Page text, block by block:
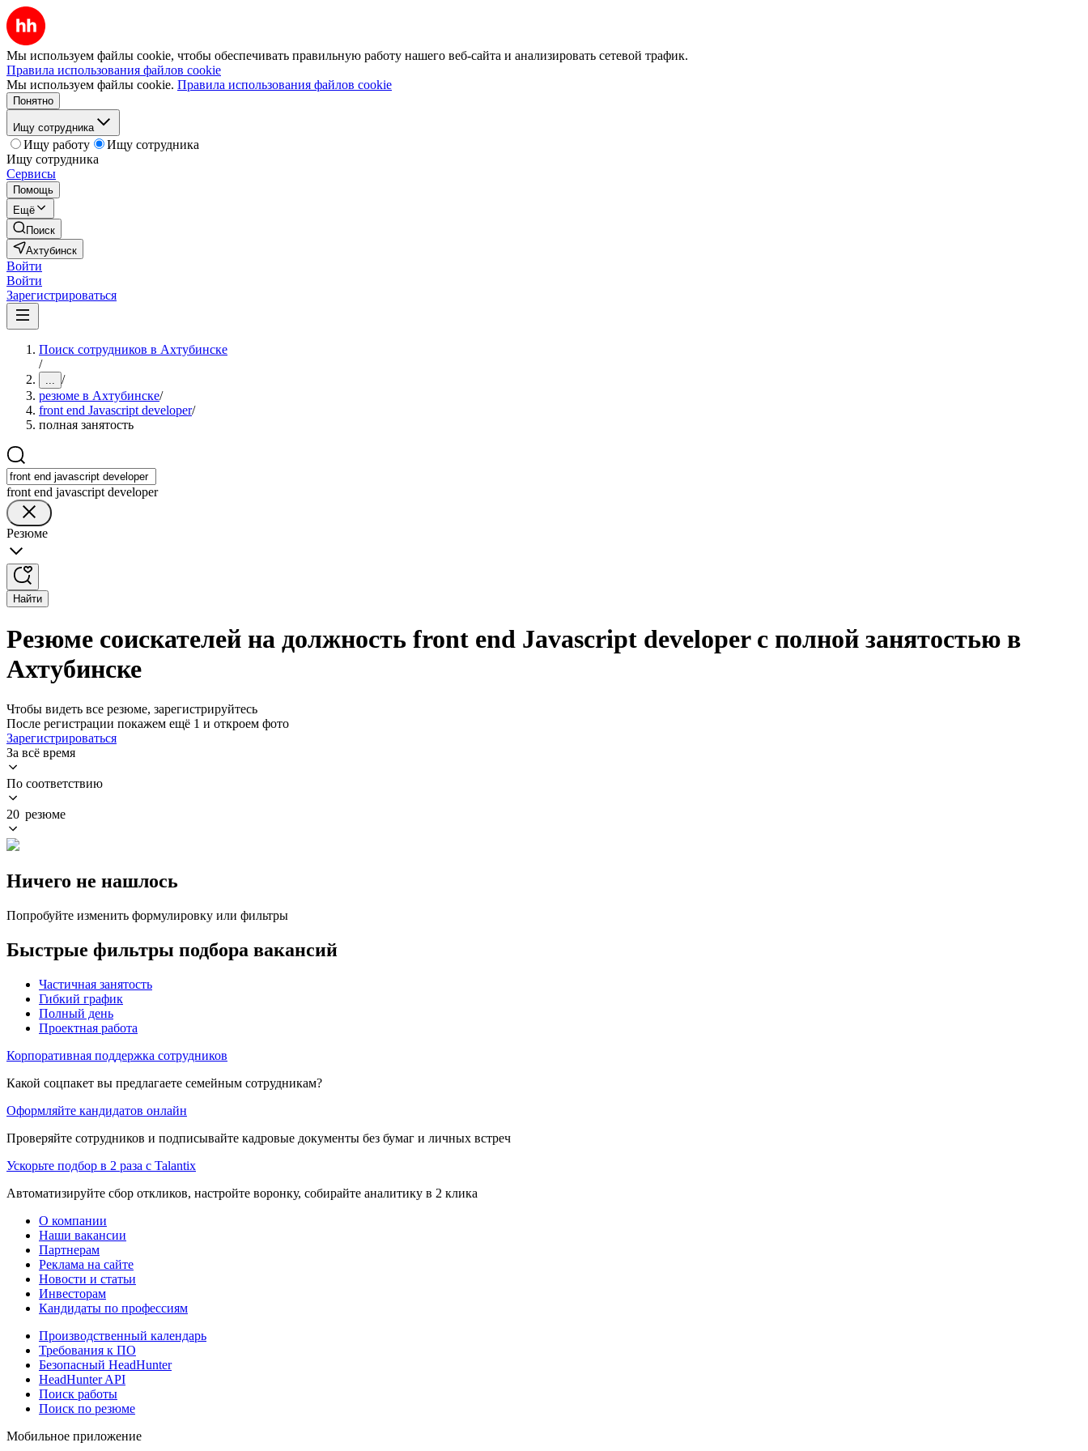
Мы используем файлы cookie, чтобы обеспечивать правильную работу нашего веб-сайта и анализировать сетевой трафик.
Правила использования файлов cookie
Мы используем файлы cookie. Правила использования файлов cookie
Понятно
Ищу сотрудника
Ищу работу
Ищу сотрудника
Ищу сотрудника
Сервисы
Помощь
Ещё
Поиск
Ахтубинск
Войти
Войти
Зарегистрироваться
Поиск сотрудников в Ахтубинске
/
... /
резюме в Ахтубинске/
front end Javascript developer/
полная занятость
front end javascript developer
Резюме
Найти
Резюме соискателей на должность front end Javascript developer с полной занятостью в
Ахтубинске
Чтобы видеть все резюме, зарегистрируйтесь
После регистрации покажем ещё 1 и откроем фото
Зарегистрироваться
За всё время
По соответствию
20 резюме
Ничего не нашлось
Попробуйте изменить формулировку или фильтры
Быстрые фильтры подбора вакансий
Частичная занятость
Гибкий график
Полный день
Проектная работа
Корпоративная поддержка сотрудников
Какой соцпакет вы предлагаете семейным сотрудникам?
Оформляйте кандидатов онлайн
Проверяйте сотрудников и подписывайте кадровые документы без бумаг и личных встреч
Ускорьте подбор в 2 раза с Talantix
Автоматизируйте сбор откликов, настройте воронку, собирайте аналитику в 2 клика
О компании
Наши вакансии
Партнерам
Реклама на сайте
Новости и статьи
Инвесторам
Кандидаты по профессиям
Производственный календарь
Требования к ПО
Безопасный HeadHunter
HeadHunter API
Поиск работы
Поиск по резюме
Мобильное приложение